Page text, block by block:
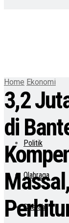
Politik
Olahraga
Daerah
Home Ekonomi
3,2
di